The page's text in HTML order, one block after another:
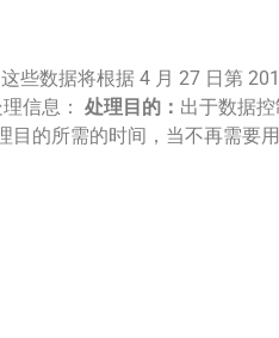
些数据将根据 4 月 27 日第
信息： 处理目的： 出于数据
目的所需的时间，当不再需要